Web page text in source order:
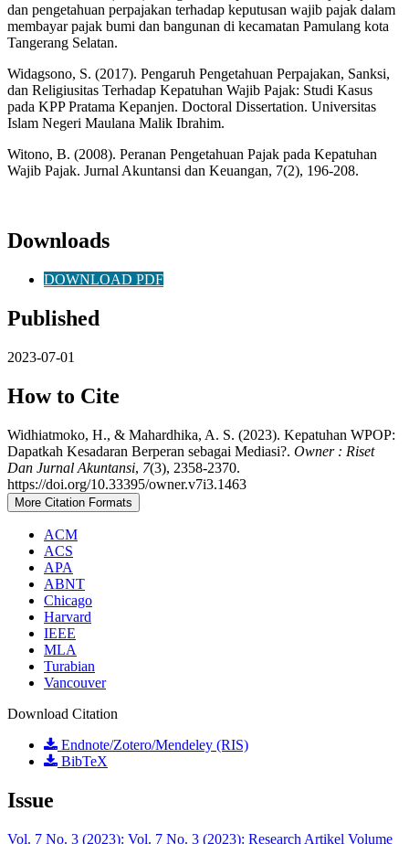
dan pengetahuan perpajakan terhadap keputusan wajib pajak dalam
membayar pajak bumi dan bangunan di kecamatan Pamulang kota
Tangerang Selatan.
Widagsono, S. (2017). Pengaruh Pengetahuan Perpajakan, Sanksi,
dan Religiusitas Terhadap Kepatuhan Wajib Pajak: Studi Kasus
pada KPP Pratama Kepanjen. Doctoral Dissertation. Universitas
Islam Negeri Maulana Malik Ibrahim.
Witono, B. (2008). Peranan Pengetahuan Pajak pada Kepatuhan
Wajib Pajak. Jurnal Akuntansi dan Keuangan, 7(2), 196-208.
Downloads
DOWNLOAD PDF
Published
2023-07-01
How to Cite
Widhiatmoko, H., & Mahardhika, A. S. (2023). Kepatuhan WPOP:
Dapatkah Kesadaran Berperan sebagai Mediasi?. Owner : Riset
Dan Jurnal Akuntansi, 7(3), 2358-2370.
https://doi.org/10.33395/owner.v7i3.1463
More Citation Formats
ACM
ACS
APA
ABNT
Chicago
Harvard
IEEE
MLA
Turabian
Vancouver
Download Citation
Endnote/Zotero/Mendeley (RIS)
BibTeX
Issue
Vol. 7 No. 3 (2023): Vol. 7 No. 3 (2023): Research Artikel Volume